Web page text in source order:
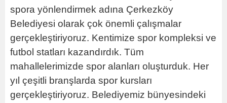
spora yönlendirmek adına Çerkezköy
Belediyesi olarak çok önemli çalışmalar
gerçekleştiriyoruz. Kentimize spor kompleksi ve
futbol statları kazandırdık. Tüm
mahallelerimizde spor alanları oluşturduk. Her
yıl çeşitli branşlarda spor kursları
gerçekleştiriyoruz. Belediyemiz bünyesindeki